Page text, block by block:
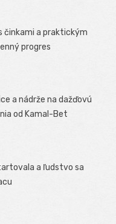
činkami a praktickým
progres
a nádrže na dažďovú
od Kamal-Bet
a ľudstvo sa